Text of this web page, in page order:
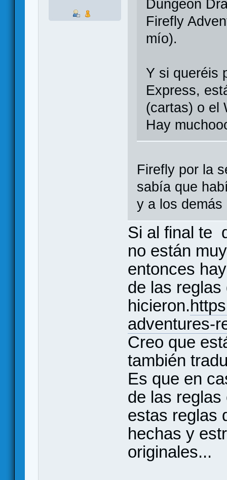
Dungeon
Firefly
mío).
Y si queréis
Express,
(cartas) o el
Hay
Firefly por la
sabía que
y a los
Si al final te
no están
entonces
de las reglas
hicieron.
adventures-
Creo que
también
Es que en
de las
estas reglas
hechas y
originales...